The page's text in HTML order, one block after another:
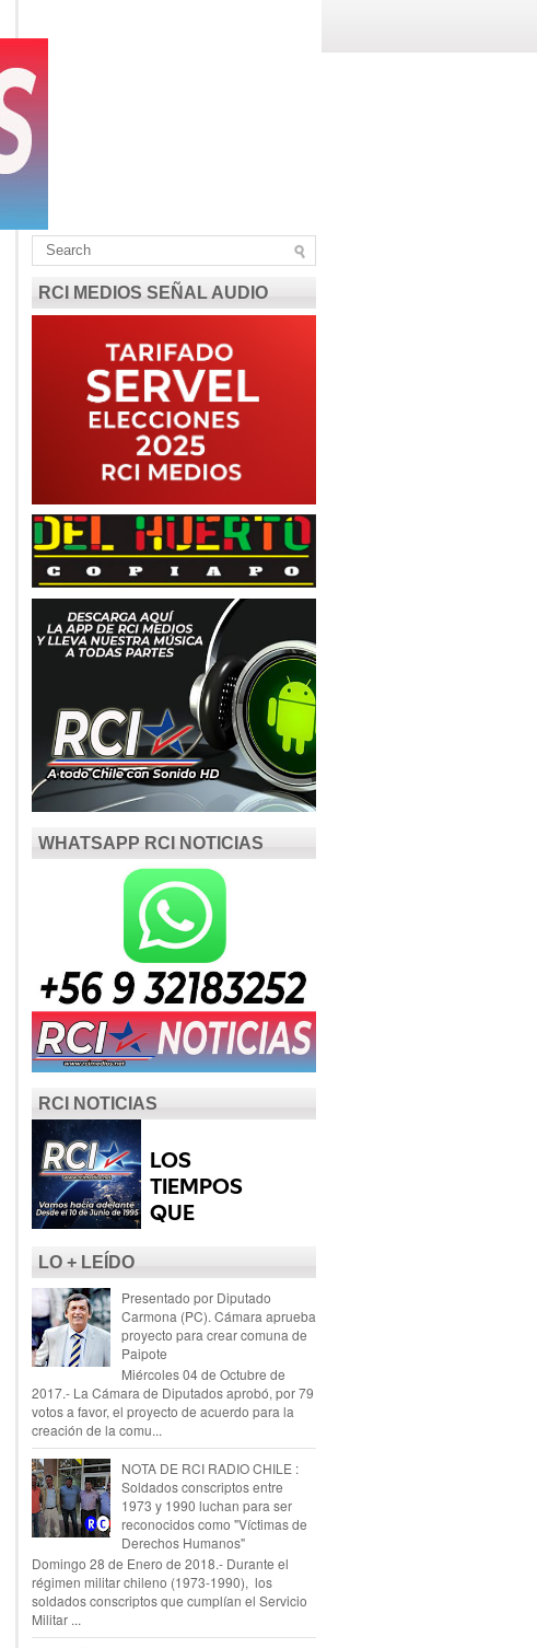
RCI MEDIOS SEÑAL AUDIO
WHATSAPP RCI NOTICIAS
RCI NOTICIAS
LO + LEÍDO
Presentado por Diputado
Carmona (PC). Cámara aprueba
proyecto para crear comuna de
Paipote
Miércoles 04 de Octubre de
2017.- La Cámara de Diputados aprobó, por 79
votos a favor, el proyecto de acuerdo para la
creación de la comu...
NOTA DE RCI RADIO CHILE :
Soldados conscriptos entre
1973 y 1990 luchan para ser
reconocidos como "Víctimas de
Derechos Humanos"
Domingo 28 de Enero de 2018.- Durante el
régimen militar chileno (1973-1990), los
soldados conscriptos que cumplían el Servicio
Militar ...